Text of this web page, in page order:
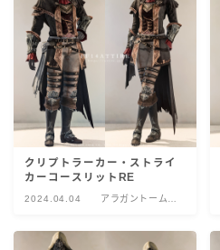
クリプトラーカー・ストライ
カーコースリットRE
2024.04.04
アラガントームス